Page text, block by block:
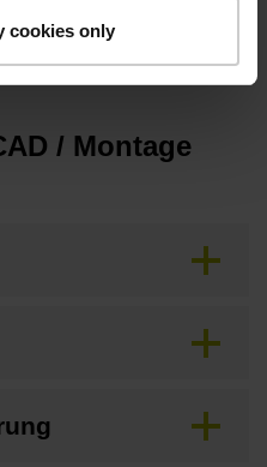
cookies only
/ Montage